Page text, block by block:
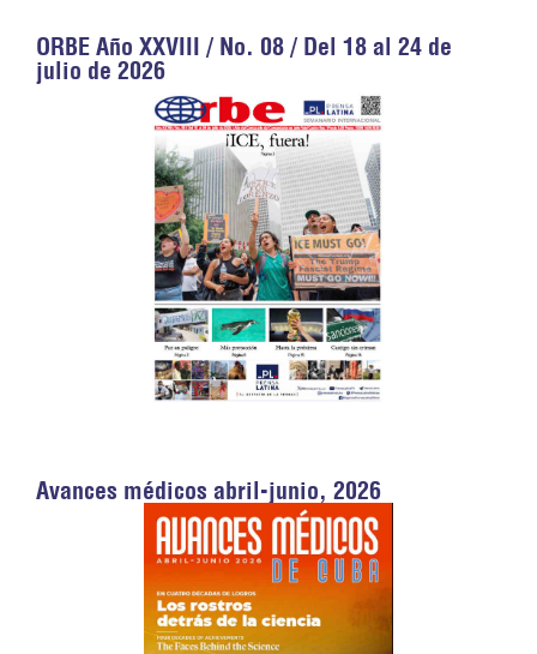
ORBE Año XXVIII / No. 08 / Del 18 al 24 de
julio de 2026
Avances médicos abril-junio, 2026